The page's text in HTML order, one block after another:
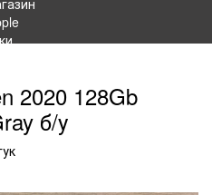
2020 128Gb
б/у